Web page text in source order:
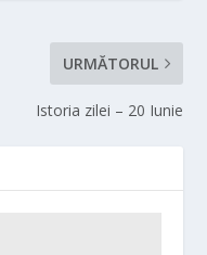
URMĂTORUL
Istoria zilei – 20 Iunie